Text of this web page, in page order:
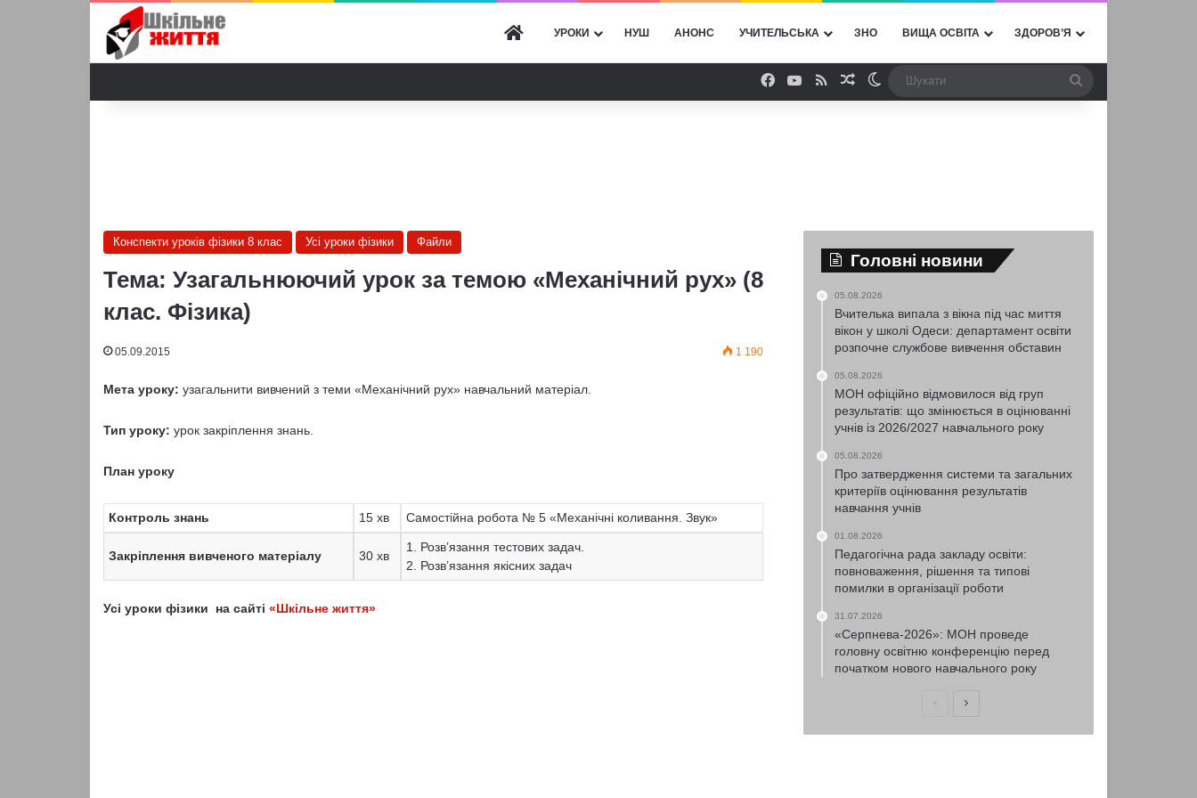
ГОЛОВНА
УРОКИ НУШ АНОНС УЧИТЕЛЬСЬКА ЗНО ВИЩА ОСВІТА ЗДОРОВ’Я
Facebook
YouTube
RSSВипадкова стаття
Switch skin
Конспекти уроків фізики 8 клас Усі уроки фізики Файли
Тема: Узагальнюючий урок за темою «Механічний рух» (8
клас. Фізика)
05.09.2015 1 190
Мета уроку: узагальнити вивчений з теми «Механічний рух» навчальний матеріал.
Тип уроку: урок закріплення знань.
План уроку
Контроль знань 15 хв Самостійна робота № 5 «Механічні коливання. Звук»
Закріплення вивченого матеріалу 30 хв
1. Розв’язання тестових задач.
2. Розв’язання якісних задач
Усі уроки фізики на сайті «Шкільне життя»
Головні новини
05.08.2026
Вчителька випала з вікна під час миття
вікон у школі Одеси: департамент освіти
розпочне службове вивчення обставин
05.08.2026
МОН офіційно відмовилося від груп
результатів: що змінюється в оцінюванні
учнів із 2026/2027 навчального року
05.08.2026
Про затвердження системи та загальних
критеріїв оцінювання результатів
навчання учнів
01.08.2026
Педагогічна рада закладу освіти:
повноваження, рішення та типові
помилки в організації роботи
31.07.2026
«Серпнева-2026»: МОН проведе
головну освітню конференцію перед
початком нового навчального року
ПопередняНаступна